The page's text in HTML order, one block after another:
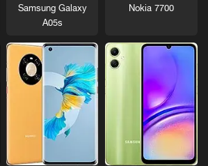
Nokia 7700
Samsung Galaxy
A05s